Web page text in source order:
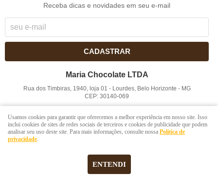
Receba dicas e novidades em seu e-mail
CADASTRAR
Maria Chocolate LTDA
Rua dos Timbiras, 1940, loja 01 - Lourdes, Belo Horizonte - MG
CEP: 30140-069
LOJA VIRTUAL CRIADA POR
Usamos cookies para garantir que oferecemos a melhor experiência em nosso site. Isso
inclui cookies de sites de redes sociais de terceiros e cookies de publicidade que podem
analisar seu uso deste site. Para mais informações, consulte nossa Política de
privacidade.
ENTENDI